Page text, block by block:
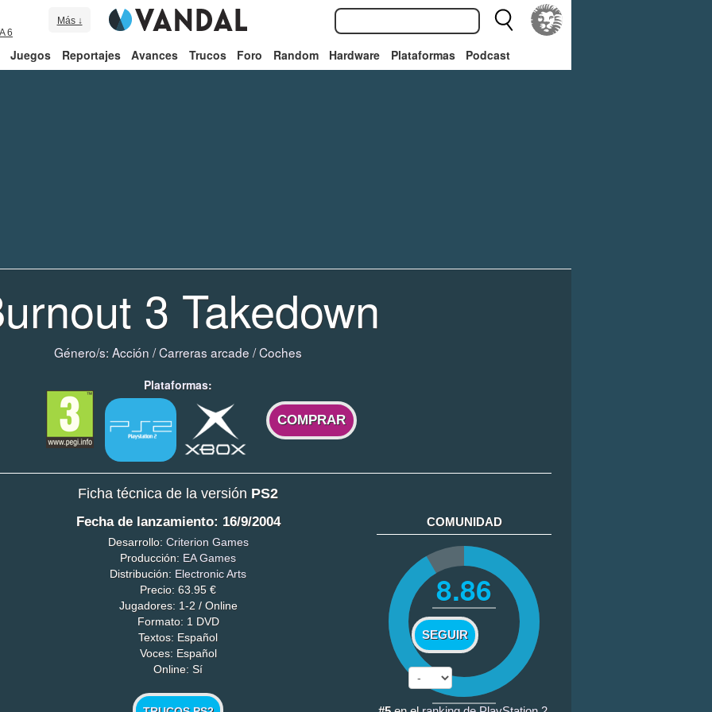
6
Más ↓
Juegos Reportajes Avances Trucos Foro Random Hardware Plataformas Podcast
3 Takedown
Género/s: Acción /Carreras arcade /Coches
Plataformas:
COMPRAR
Ficha técnica de la versión PS2
Fecha de lanzamiento: 16/9/2004
Desarrollo: Criterion Games
Producción: EA Games
Distribución: Electronic Arts
Precio: 63.95 €
Jugadores: 1-2 / Online
Formato: 1 DVD
Textos: Español
Voces: Español
Online: Sí
COMUNIDAD
8.86
SEGUIR